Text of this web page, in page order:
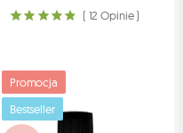
( 12 Opinie )
Promocja
Bestseller